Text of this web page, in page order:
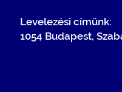
Levelezési címünk:
1054 Budapest,